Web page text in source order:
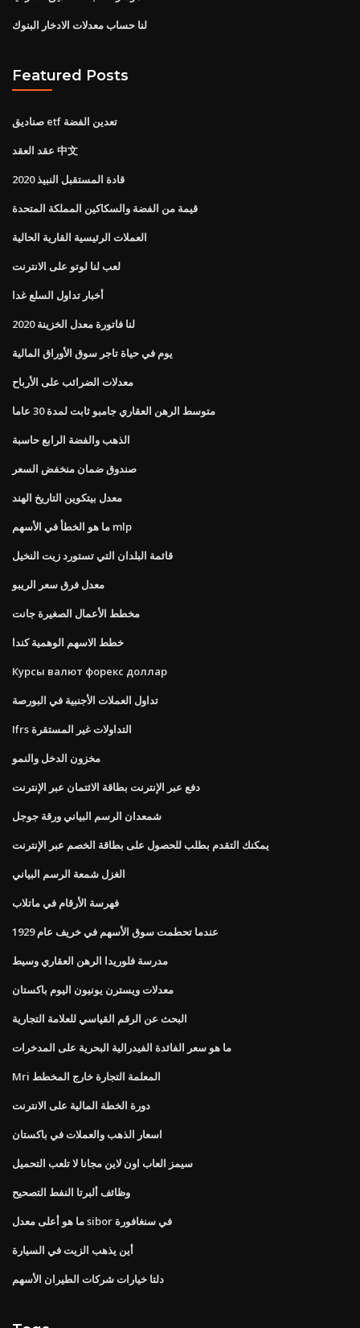
لنا حساب معدلات الادخار البنوك
Featured Posts
صناديق etf تعدين الفضة
عقد العقد 中文
قادة المستقبل النبيذ 2020
قيمة من الفضة والسكاكين المملكة المتحدة
العملات الرئيسية القارية الحالية
لعب لنا لوتو على الانترنت
أخبار تداول السلع غدا
لنا فاتورة معدل الخزينة 2020
يوم في حياة تاجر سوق الأوراق المالية
معدلات الضرائب على الأرباح
متوسط ​​الرهن العقاري جامبو ثابت لمدة 30 عاما
الذهب والفضة الرابع حاسبة
صندوق ضمان منخفض السعر
معدل بيتكوين التاريخ الهند
ما هو الخطأ في الأسهم mlp
قائمة البلدان التي تستورد زيت النخيل
معدل فرق سعر الريبو
مخطط الأعمال الصغيرة جانت
خطط الاسهم الوهمية كندا
Курсы валют форекс доллар
تداول العملات الأجنبية في البورصة
Ifrs التداولات غير المستقرة
مخزون الدخل والنمو
دفع عبر الإنترنت بطاقة الائتمان عبر الإنترنت
شمعدان الرسم البياني ورقة جوجل
يمكنك التقدم بطلب للحصول على بطاقة الخصم عبر الإنترنت
الغزل شمعة الرسم البياني
فهرسة الأرقام في ماتلاب
عندما تحطمت سوق الأسهم في خريف عام 1929
مدرسة فلوريدا الرهن العقاري وسيط
معدلات ويسترن يونيون اليوم باكستان
البحث عن الرقم القياسي للعلامة التجارية
ما هو سعر الفائدة الفيدرالية البحرية على المدخرات
Mri المعلمة التجارة خارج المخطط
دورة الخطة المالية على الانترنت
اسعار الذهب والعملات في باكستان
سيمز العاب اون لاين مجانا لا تلعب التحميل
وظائف ألبرتا النفط التصحيح
ما هو أعلى معدل sibor في سنغافورة
أين يذهب الزيت في السيارة
دلتا خيارات شركات الطيران الأسهم